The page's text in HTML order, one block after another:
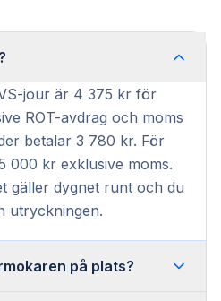
jour är 4 375 kr för
ROT-avdrag och moms
betalar 3 780 kr. För
000 kr exklusive moms.
gäller dygnet runt och du
utryckningen.
på plats?